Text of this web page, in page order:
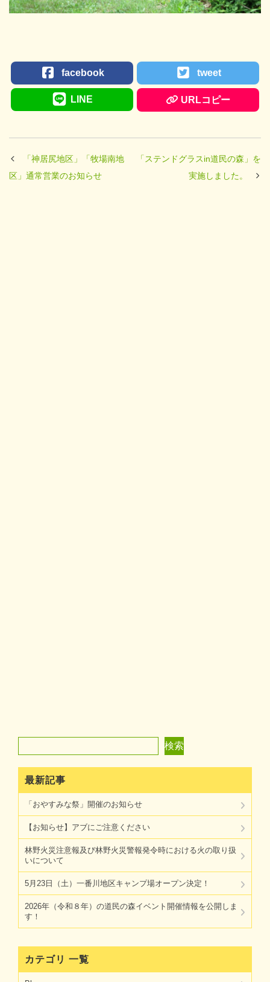
facebook tweet
LINE URLコピー
「神居尻地区」「牧場南地
区」通常営業のお知らせ
「ステンドグラスin道民の森」を
実施しました。
検索
最新記事
「おやすみな祭」開催のお知らせ
【お知らせ】アブにご注意ください
林野火災注意報及び林野火災警報発令時における火の取り扱
いについて
5月23日（土）一番川地区キャンプ場オープン決定！
2026年（令和８年）の道民の森イベント開催情報を公開しま
す！
カテゴリ 一覧